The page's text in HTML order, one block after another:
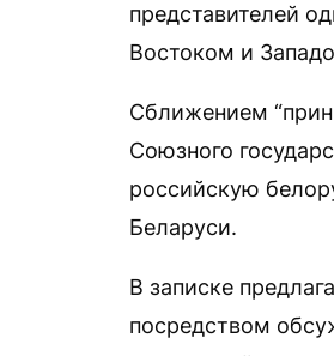
представителей
Востоком и
Сближением
Союзного
российскую
Беларуси.
В записке
посредством